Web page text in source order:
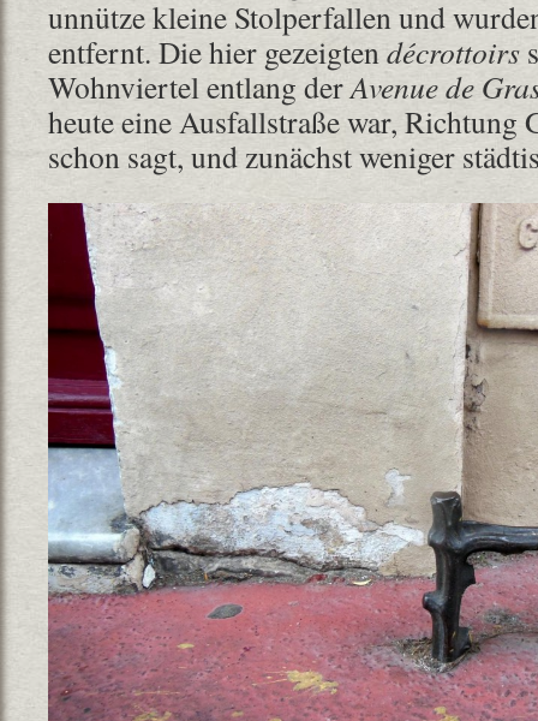
unnütze kleine Stolperfallen und
entfernt. Die hier gezeigtendécrottoirs
Wohnviertel entlang derAvenue de
heute eine Ausfallstraße war, Richtung
schon sagt, und zunächst weniger